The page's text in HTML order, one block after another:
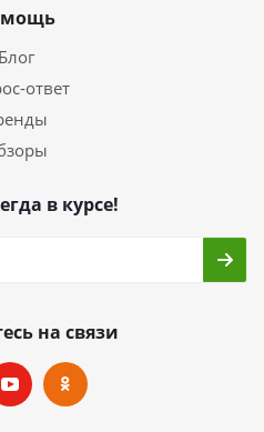
Блог
ответ
в курсе!
на связи